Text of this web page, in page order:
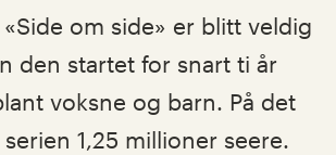
om side» er blitt veldig
den startet for snart ti år
voksne og barn. På det
1,25 millioner seere.